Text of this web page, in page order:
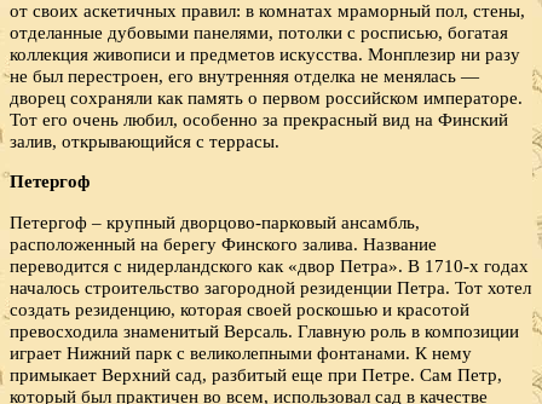
от своих аскетичных правил: в комнатах мраморный пол, стены,
отделанные дубовыми панелями, потолки с росписью, богатая
коллекция живописи и предметов искусства. Монплезир ни разу
не был перестроен, его внутренняя отделка не менялась —
дворец сохраняли как память о первом российском императоре.
Тот его очень любил, особенно за прекрасный вид на Финский
залив, открывающийся с террасы.
Петергоф
Петергоф – крупный дворцово-парковый ансамбль,
расположенный на берегу Финского залива. Название
переводится с нидерландского как «двор Петра». В 1710-х годах
началось строительство загородной резиденции Петра. Тот хотел
создать резиденцию, которая своей роскошью и красотой
превосходила знаменитый Версаль. Главную роль в композиции
играет Нижний парк с великолепными фонтанами. К нему
примыкает Верхний сад, разбитый еще при Петре. Сам Петр,
который был практичен во всем, использовал сад в качестве